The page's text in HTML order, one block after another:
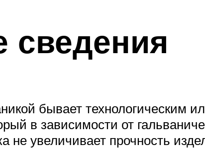
бывает технологическим
в зависимости от
не увеличивает прочность